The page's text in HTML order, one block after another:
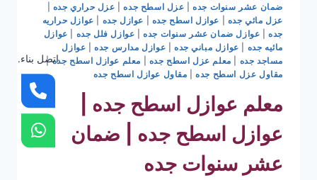
ضمان عشر سنوات جده| عزل اسطح جده| عزل حراري جده
عزل مائي جده
عوازل اسطح جده عوازل جده
عوازل حراريه
جده| عوازل ضمان عشر سنوات جده| عوازل فلل جده
عوازل
مائيه جده
عوازل مباني جده عوازل مدارس جده| عوازل
مساجد جده
معلم عزل اسطح جده معلم عوازل اسطح جده|
مقاول عزل اسطح جده| مقاول عوازل اسطح جده
معلم عوازل اسطح جده |
عوازل اسطح جده | ضمان
عشر سنوات جده
اتصل بناء.